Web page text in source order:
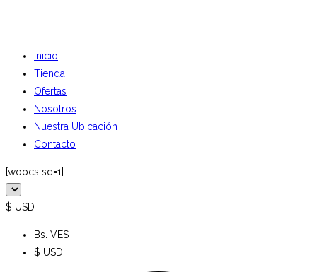
Inicio
Tienda
Ofertas
Nosotros
Nuestra Ubicación
Contacto
[woocs sd=1]
$ USD
Bs. VES
$ USD